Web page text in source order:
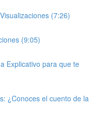
(7:26)
(9:05)
Explicativo para que te
¿Conoces el cuento de la